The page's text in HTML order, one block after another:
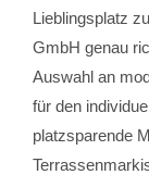
Lieblingsplatz
GmbH genau
Auswahl an
für den
platzsparende